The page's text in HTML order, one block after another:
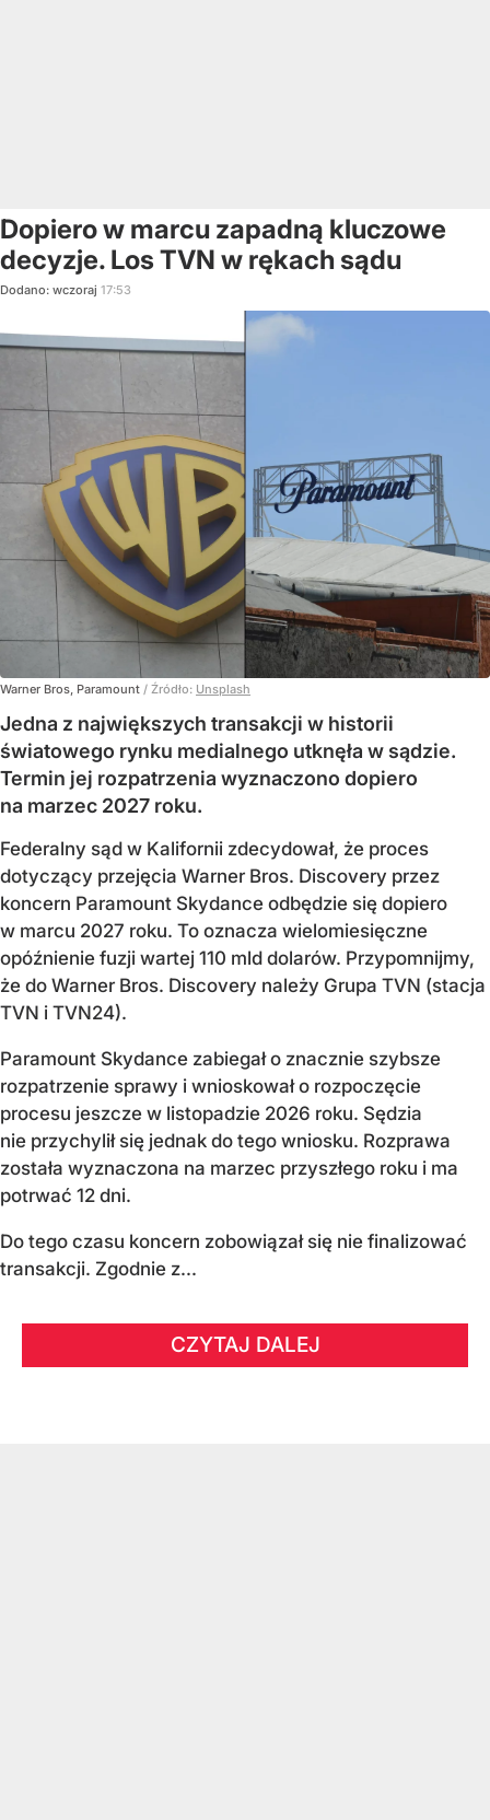
Dopiero w marcu zapadną kluczowe
decyzje. Los TVN w rękach sądu
Dodano: wczoraj 17:53
Warner Bros, Paramount / Źródło: Unsplash
Jedna z największych transakcji w historii
światowego rynku medialnego utknęła w sądzie.
Termin jej rozpatrzenia wyznaczono dopiero
na marzec 2027 roku.
Federalny sąd w Kalifornii zdecydował, że proces
dotyczący przejęcia Warner Bros. Discovery przez
koncern Paramount Skydance odbędzie się dopiero
w marcu 2027 roku. To oznacza wielomiesięczne
opóźnienie fuzji wartej 110 mld dolarów. Przypomnijmy,
że do Warner Bros. Discovery należy Grupa TVN (stacja
TVN i TVN24).
Paramount Skydance zabiegał o znacznie szybsze
rozpatrzenie sprawy i wnioskował o rozpoczęcie
procesu jeszcze w listopadzie 2026 roku. Sędzia
nie przychylił się jednak do tego wniosku. Rozprawa
została wyznaczona na marzec przyszłego roku i ma
potrwać 12 dni.
Do tego czasu koncern zobowiązał się nie finalizować
transakcji. Zgodnie z...
CZYTAJ DALEJ